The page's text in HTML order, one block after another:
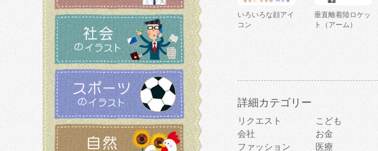
いろいろな顔アイ
コン
垂直離着陸ロケッ
ト（アーム）
詳細カテゴリー
リクエスト こども
会社
お金
ファッション
医療